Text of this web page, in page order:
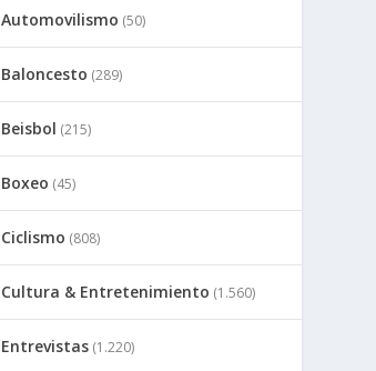
Automovilismo (50)
Baloncesto (289)
Beisbol (215)
Boxeo (45)
Ciclismo (808)
Cultura & Entretenimiento (1.560)
Entrevistas (1.220)